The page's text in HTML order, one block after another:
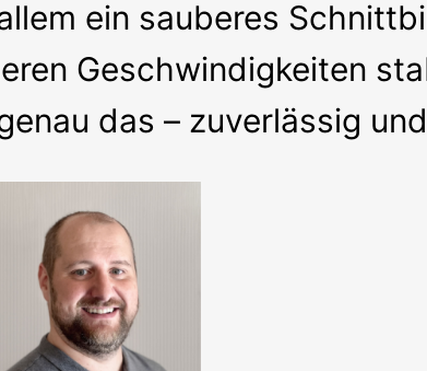
ein sauberes
Geschwindigkeiten
das – zuverlässig